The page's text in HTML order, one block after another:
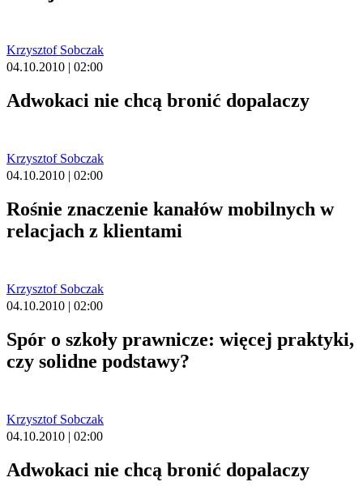
Krzysztof Sobczak
04.10.2010 | 02:00
Adwokaci nie chcą bronić dopalaczy
Krzysztof Sobczak
04.10.2010 | 02:00
Rośnie znaczenie kanałów mobilnych w
relacjach z klientami
Krzysztof Sobczak
04.10.2010 | 02:00
Spór o szkoły prawnicze: więcej praktyki,
czy solidne podstawy?
Krzysztof Sobczak
04.10.2010 | 02:00
Adwokaci nie chcą bronić dopalaczy